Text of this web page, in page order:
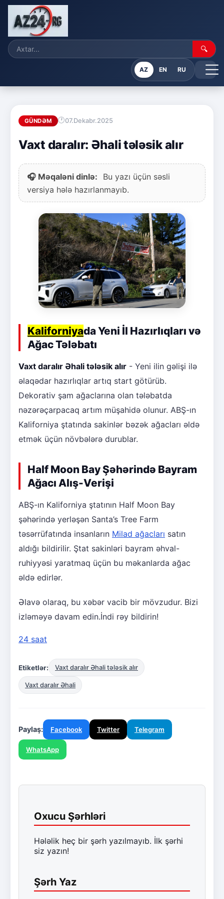
🔍
AZ EN RU
GÜNDƏM 07.Dekabr.2025
Vaxt daralır: Əhali tələsik alır
🎧 Məqaləni dinlə:
Bu yazı üçün səsli
versiya hələ hazırlanmayıb.
Kaliforniyada Yeni İl Hazırlıqları və
Ağac Tələbatı
Vaxt daralır Əhali tələsik alır - Yeni ilin gəlişi ilə
əlaqədar hazırlıqlar artıq start götürüb.
Dekorativ şam ağaclarına olan tələbatda
nəzərəçarpacaq artım müşahidə olunur. ABŞ-ın
Kaliforniya ştatında sakinlər bəzək ağacları əldə
etmək üçün növbələrə durublar.
Half Moon Bay Şəhərində Bayram
Ağacı Alış-Verişi
ABŞ-ın Kaliforniya ştatının Half Moon Bay
şəhərində yerləşən Santa’s Tree Farm
təsərrüfatında insanların Milad ağacları satın
aldığı bildirilir. Ştat sakinləri bayram əhval-
ruhiyyəsi yaratmaq üçün bu məkanlarda ağac
əldə edirlər.
Əlavə olaraq, bu xəbər vacib bir mövzudur. Bizi
izləməyə davam edin.İndi rəy bildirin!
24 saat
Etiketlər: Vaxt daralır Əhali tələsik alır
Vaxt daralır Əhali
Paylaş: Facebook Twitter Telegram
WhatsApp
Oxucu Şərhləri
Hələlik heç bir şərh yazılmayıb. İlk şərhi
siz yazın!
Şərh Yaz